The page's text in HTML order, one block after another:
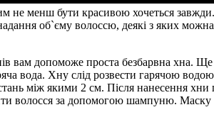
менш бути красивою хочеться
об`єму волоссю, деякі з яких
вам допоможе проста безбарвна хна.
вода. Хну слід розвести гарячою
між якими 2 см. Після нанесення
волосся за допомогою шампуню. Маску